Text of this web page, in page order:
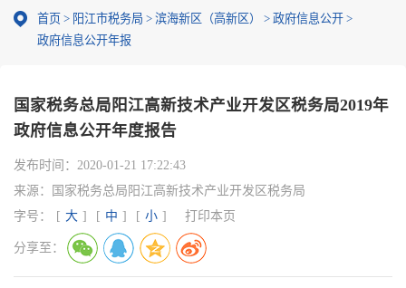
首页 > 阳江市税务局 > 滨海新区（高新区） > 政府信息公开 >
政府信息公开年报
国家税务总局阳江高新技术产业开发区税务局2019年
政府信息公开年度报告
发布时间： 2020-01-21 17:22:43
来源：
国家税务总局阳江高新技术产业开发区税务局
字号：
[ 大 ] [ 中 ] [ 小 ] 打印本页
分享至：